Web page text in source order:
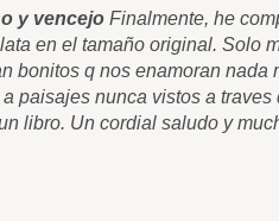
y vencejo Finalmente, he
en el tamaño original. Solo
bonitos q nos enamoran nada
paisajes nunca vistos a traves
libro. Un cordial saludo y